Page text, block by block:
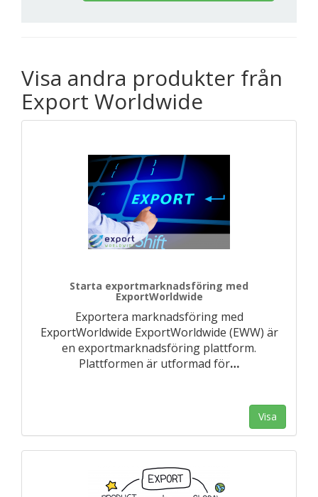
Visa andra produkter från
Export Worldwide
Starta exportmarknadsföring med
ExportWorldwide
Exportera marknadsföring med
ExportWorldwide ExportWorldwide (EWW) är
en exportmarknadsföring plattform.
Plattformen är utformad för…
Visa